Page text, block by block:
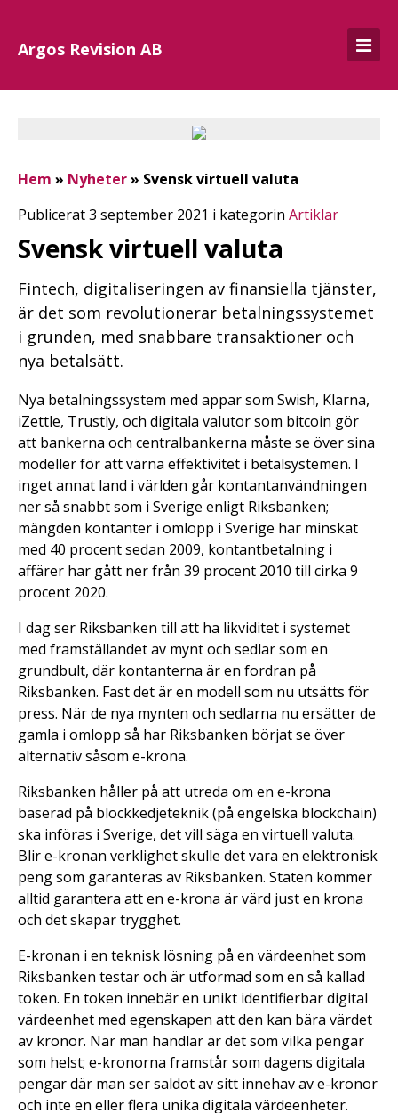
Argos Revision AB
Hem » Nyheter» Svensk virtuell valuta
Publicerat 3 september 2021 i kategorin Artiklar
Svensk virtuell valuta
Fintech, digitaliseringen av finansiella tjänster,
är det som revolutionerar betalningssystemet
i grunden, med snabbare transaktioner och
nya betalsätt.
Nya betalningssystem med appar som Swish, Klarna,
iZettle, Trustly, och digitala valutor som bitcoin gör
att bankerna och centralbankerna måste se över sina
modeller för att värna effektivitet i betalsystemen. I
inget annat land i världen går kontantanvändningen
ner så snabbt som i Sverige enligt Riksbanken;
mängden kontanter i omlopp i Sverige har minskat
med 40 procent sedan 2009, kontantbetalning i
affärer har gått ner från 39 procent 2010 till cirka 9
procent 2020.
I dag ser Riksbanken till att ha likviditet i systemet
med framställandet av mynt och sedlar som en
grundbult, där kontanterna är en fordran på
Riksbanken. Fast det är en modell som nu utsätts för
press. När de nya mynten och sedlarna nu ersätter de
gamla i omlopp så har Riksbanken börjat se över
alternativ såsom e-krona.
Riksbanken håller på att utreda om en e-krona
baserad på blockkedjeteknik (på engelska blockchain)
ska införas i Sverige, det vill säga en virtuell valuta.
Blir e-kronan verklighet skulle det vara en elektronisk
peng som garanteras av Riksbanken. Staten kommer
alltid garantera att en e-krona är värd just en krona
och det skapar trygghet.
E-kronan i en teknisk lösning på en värdeenhet som
Riksbanken testar och är utformad som en så kallad
token. En token innebär en unikt identifierbar digital
värdeenhet med egenskapen att den kan bära värdet
av kronor. När man handlar är det som vilka pengar
som helst; e-kronorna framstår som dagens digitala
pengar där man ser saldot av sitt innehav av e-kronor
och inte en eller flera unika digitala värdeenheter.